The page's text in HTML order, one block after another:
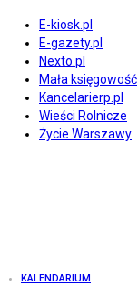
E-kiosk.pl
E-gazety.pl
Nexto.pl
Mała księgowość
Kancelarierp.pl
Wieści Rolnicze
Życie Warszawy
KALENDARIUM